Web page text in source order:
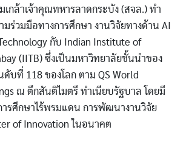
เกล้าเจ้าคุณทหารลาดกระบัง (สจล.) ทำ
ร่วมมือทางการศึกษา งานวิจัยทางด้าน AI
กับ Indian Institute of
(IITB) ซึ่งเป็นมหาวิทยาลัยชั้นนำของ
บที่ 118 ของโลก ตาม QS World
ณ ตึกสันติไมตรี ทำเนียบรัฐบาล โดยมี
ารศึกษาไร้พรมแดน การพัฒนางานวิจัย
of Innovation ในอนาคต